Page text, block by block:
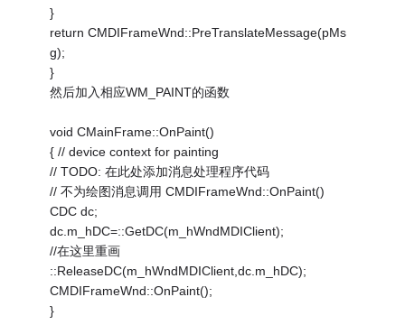
}
return CMDIFrameWnd::PreTranslateMessage(pMs
g);
}
然后加入相应WM_PAINT的函数
void CMainFrame::OnPaint()
{ // device context for painting
// TODO: 在此处添加消息处理程序代码
// 不为绘图消息调用 CMDIFrameWnd::OnPaint()
CDC dc;
dc.m_hDC=::GetDC(m_hWndMDIClient);
//在这里重画
::ReleaseDC(m_hWndMDIClient,dc.m_hDC);
CMDIFrameWnd::OnPaint();
}